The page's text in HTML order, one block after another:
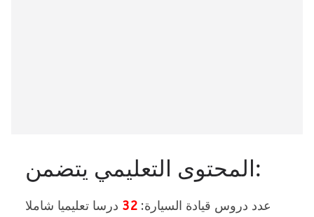
المحتوى التعليمي يتضمن:
عدد دروس قيادة السيارة: 32 درسا تعليميا شاملا